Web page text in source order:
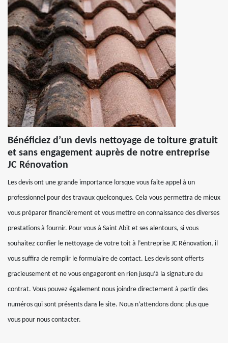
Bénéficiez d’un devis nettoyage de toiture gratuit
et sans engagement auprès de notre entreprise
JC Rénovation
Les devis ont une grande importance lorsque vous faite appel à un
professionnel pour des travaux quelconques. Cela vous permettra de mieux
vous préparer financièrement et vous mettre en connaissance des diverses
prestations à fournir. Pour vous à Saint Abit et ses alentours, si vous
souhaitez confier le nettoyage de votre toit à l’entreprise JC Rénovation, il
vous suffira de remplir le formulaire de contact. Les devis sont offerts
gracieusement et ne vous engageront en rien jusqu’à la signature du
contrat. Vous pouvez également nous joindre directement à partir des
numéros qui sont présents dans le site. Nous n’attendons donc plus que
vous pour nous contacter.